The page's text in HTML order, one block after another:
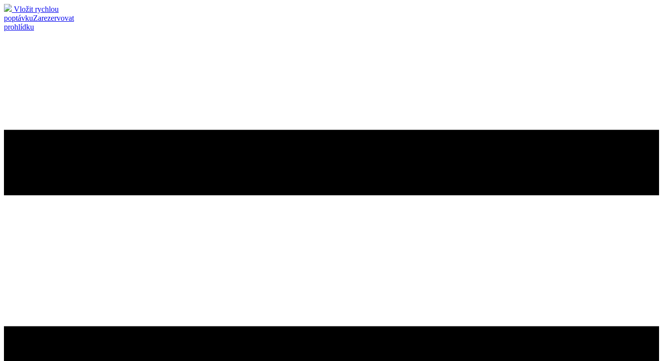
Vložit rychlou
poptávkuZarezervovat
prohlídku